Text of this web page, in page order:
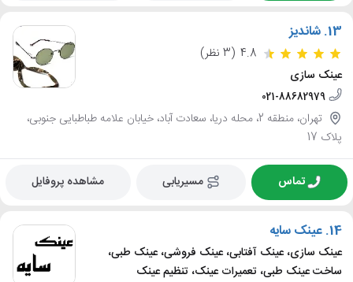
13. شاندیز
4.8 (3 نظر)
عینک سازی
021-88682979
تهران، منطقه 2، محله دریا، سعادت آباد، خیابان علامه طباطبایی جنوبی،
پلاک 17
تماس مسیریابی مشاهده پروفایل
14. عینک سایه
عینک سازی، عینک آفتابی، عینک فروشی، عینک طبی،
ساخت عینک طبی، تعمیرات عینک، تنظیم عینک